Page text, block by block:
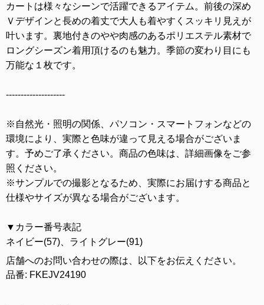
カートは様々なシーンで活躍できるアイテム。前後の深め
Ｖデザインと長めの着丈で大人も着やすくスッキリ見えが
叶います。裏地付きのやや肉感のあるポリエステル素材で
ロングシーズン着用頂けるのも魅力。季節の変わり目にも
万能な１枚です。
--------------------
※自然光・照明の関係、パソコン・スマートフォンなどの
環境により、実際と色味が違って見える場合がございま
す。予めご了承ください。商品の色味は、詳細画像をご参
照ください。
※サンプルでの撮影となるため、実際にお届けする商品と
仕様やサイズが異なる場合がございます。
▼カラー番号表記
ネイビー(57)、ライトグレー(91)
店舗へのお問い合わせの際は、以下をお伝えください。
品番: FKEJV24190